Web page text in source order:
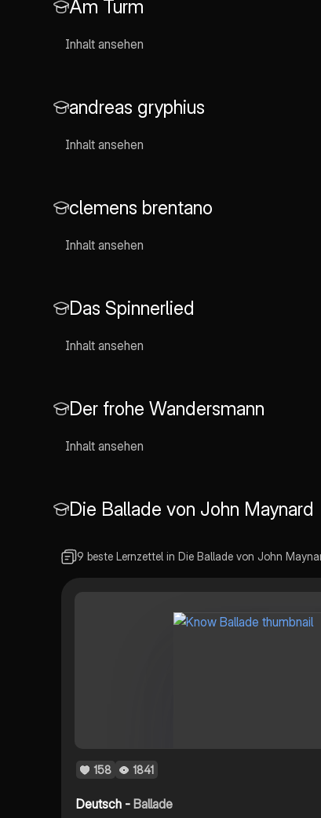
tiefgehende Einblicke in
Am Turm
Inhalt ansehen
andreas gryphius
Inhalt ansehen
clemens brentano
Inhalt ansehen
Das Spinnerlied
Inhalt ansehen
Der frohe Wandersmann
Inhalt ansehen
Die Ballade von John Maynard
9 beste Lernzettel in Die Ballade von John
158 1841
Deutsch -Ballade